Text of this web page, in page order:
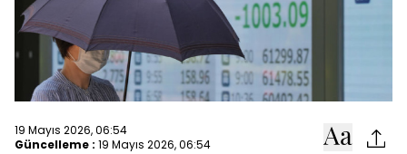
19 Mayıs 2026, 06:54
Güncelleme : 19 Mayıs 2026, 06:54